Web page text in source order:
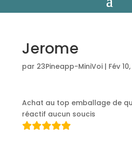
Jerome
par 23Pineapp-MiniVoi| Fév
Achat au top emballage de
réactif aucun soucis